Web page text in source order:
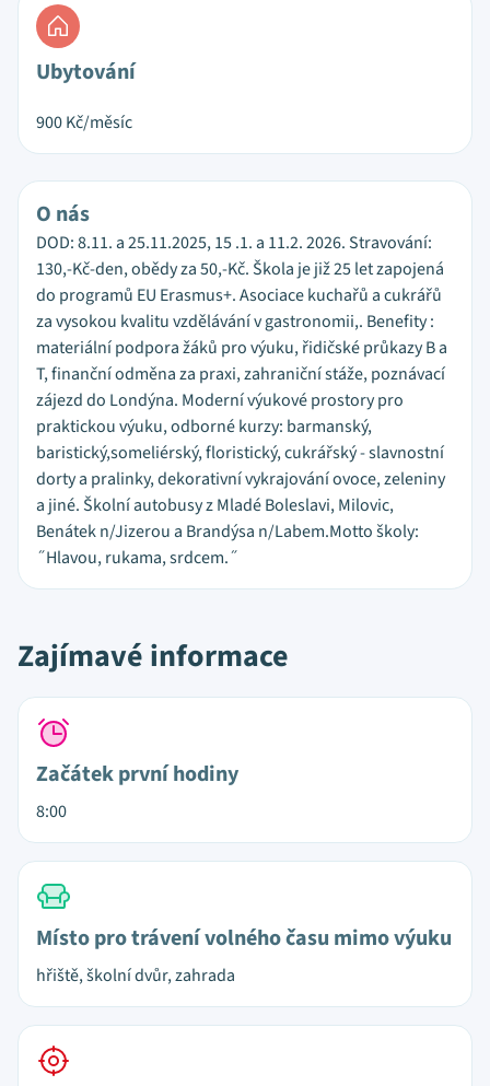
Ubytování
900Kč/měsíc
O nás
DOD: 8.11. a 25.11.2025, 15 .1. a 11.2. 2026. Stravování:
130,-Kč-den, obědy za 50,-Kč. Škola je již 25 let zapojená
do programů EU Erasmus+. Asociace kuchařů a cukrářů
za vysokou kvalitu vzdělávání v gastronomii,. Benefity :
materiální podpora žáků pro výuku, řidičské průkazy B a
T, finanční odměna za praxi, zahraniční stáže, poznávací
zájezd do Londýna. Moderní výukové prostory pro
praktickou výuku, odborné kurzy: barmanský,
baristický,someliérský, floristický, cukrářský - slavnostní
dorty a pralinky, dekorativní vykrajování ovoce, zeleniny
a jiné. Školní autobusy z Mladé Boleslavi, Milovic,
Benátek n/Jizerou a Brandýsa n/Labem.Motto školy:
˝Hlavou, rukama, srdcem.˝
Zajímavé informace
Začátek první hodiny
8:00
Místo pro trávení volného času mimo výuku
hřiště, školní dvůr, zahrada